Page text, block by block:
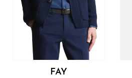
FAY